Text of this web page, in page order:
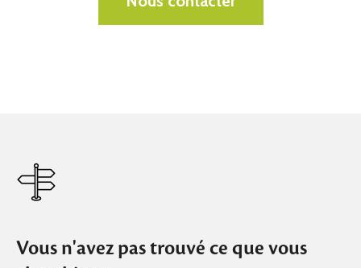
Vous n'avez pas trouvé ce que vous